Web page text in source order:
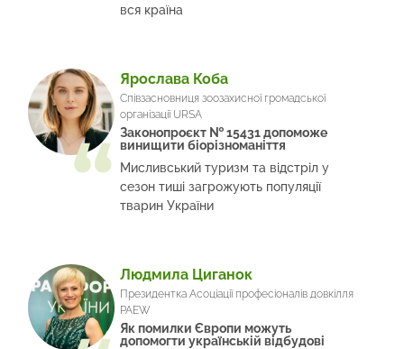
вся країна
Ярослава Коба
Співзасновниця зоозахисної громадської
організації URSA
Законопроєкт № 15431 допоможе
винищити біорізноманіття
Мисливський туризм та відстріл у
сезон тиші загрожують популяції
тварин України
Людмила Циганок
Президентка Асоціації професіоналів довкілля
PAEW
Як помилки Європи можуть
допомогти українській відбудові